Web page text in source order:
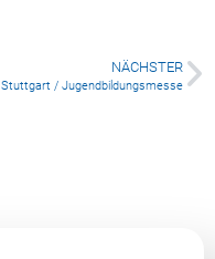
NÄCHSTER
Stuttgart / Jugendbildungsmesse